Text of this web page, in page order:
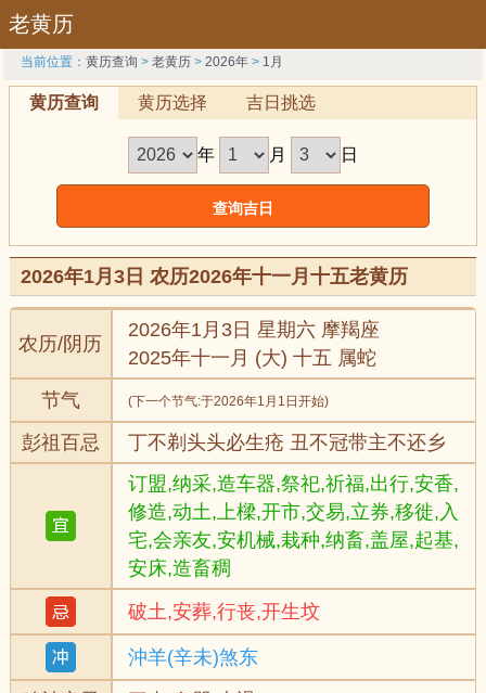
老黄历
当前位置：黄历查询 >老黄历 >2026年 > 1月
黄历查询 黄历选择 吉日挑选
年 月 日
2026年1月3日 农历2026年十一月十五老黄历
农历/阴历
2026年1月3日 星期六 摩羯座
2025年十一月 (大) 十五 属蛇
节气
(下一个节气:于2026年1月1日开始)
彭祖百忌
丁不剃头头必生疮 丑不冠带主不还乡
订盟,纳采,造车器,祭祀,祈福,出行,安香,
修造,动土,上樑,开市,交易,立券,移徙,入
宅,会亲友,安机械,栽种,纳畜,盖屋,起基,
安床,造畜稠
破土,安葬,行丧,开生坟
沖羊(辛未)煞东